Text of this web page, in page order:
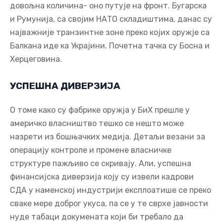
довољна количина- оно путује на фронт. Бугарска
и Румунија, са својим НАТО складиштима, данас су
најважније транзинтне зоне преко којих оружје са
Балкана иде ка Украјини. Почетна тачка су Босна и
Херцеговина.
УСПЕШНА ДИВЕРЗИЈА
О томе како су фабрике оружја у БиХ прешле у
америчко власништво тешко се нешто може
назрети из бошњачких медија. Детаљи везани за
операцију контроле и промене власничке
структуре пажљиво се скривају. Али, успешна
финансијска диверзија коју су извели кадрови
СДА у наменској индустрији експлоатише се преко
сваке мере доброг укуса, па се у те сврхе јавности
нуде табаци докумената који би требало да